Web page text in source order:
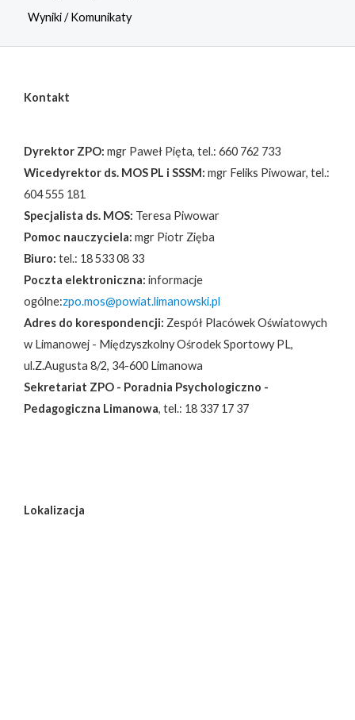
Wyniki / Komunikaty
Kontakt
Dyrektor ZPO: mgr Paweł Pięta, tel.: 660 762 733
Wicedyrektor ds. MOS PL i SSSM: mgr Feliks Piwowar, tel.:
604 555 181
Specjalista ds. MOS: Teresa Piwowar
Pomoc nauczyciela: mgr Piotr Zięba
Biuro: tel.: 18 533 08 33
Poczta elektroniczna: informacje
ogólne:zpo.mos@powiat.limanowski.pl
Adres do korespondencji: Zespół Placówek Oświatowych
w Limanowej - Międzyszkolny Ośrodek Sportowy PL,
ul.Z.Augusta 8/2, 34-600 Limanowa
Sekretariat ZPO - Poradnia Psychologiczno -
Pedagogiczna Limanowa, tel.: 18 337 17 37
Lokalizacja